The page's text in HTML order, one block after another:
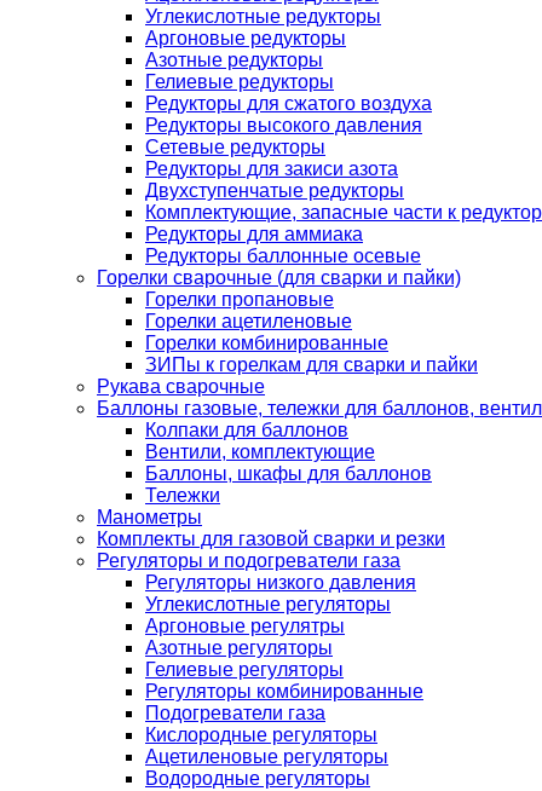
Углекислотные редукторы
Аргоновые редукторы
Азотные редукторы
Гелиевые редукторы
Редукторы для сжатого воздуха
Редукторы высокого давления
Сетевые редукторы
Редукторы для закиси азота
Двухступенчатые редукторы
Комплектующие, запасные части к
Редукторы для аммиака
Редукторы баллонные осевые
Горелки сварочные (для сварки и пайки)
Горелки пропановые
Горелки ацетиленовые
Горелки комбинированные
ЗИПы к горелкам для сварки и пайки
Рукава сварочные
Баллоны газовые, тележки для баллонов,
Колпаки для баллонов
Вентили, комплектующие
Баллоны, шкафы для баллонов
Тележки
Манометры
Комплекты для газовой сварки и резки
Регуляторы и подогреватели газа
Регуляторы низкого давления
Углекислотные регуляторы
Аргоновые регулятры
Азотные регуляторы
Гелиевые регуляторы
Регуляторы комбинированные
Подогреватели газа
Кислородные регуляторы
Ацетиленовые регуляторы
Водородные регуляторы